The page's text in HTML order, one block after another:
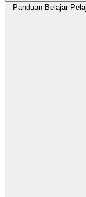
Panduan Belajar